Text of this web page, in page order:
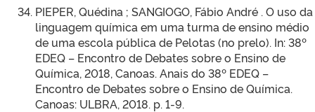
PIEPER, Quédina ; SANGIOGO, Fábio André . O uso da
linguagem química em uma turma de ensino médio
de uma escola pública de Pelotas (no prelo). In: 38º
EDEQ – Encontro de Debates sobre o Ensino de
Química, 2018, Canoas. Anais do 38º EDEQ –
Encontro de Debates sobre o Ensino de Química.
Canoas: ULBRA, 2018. p. 1-9.